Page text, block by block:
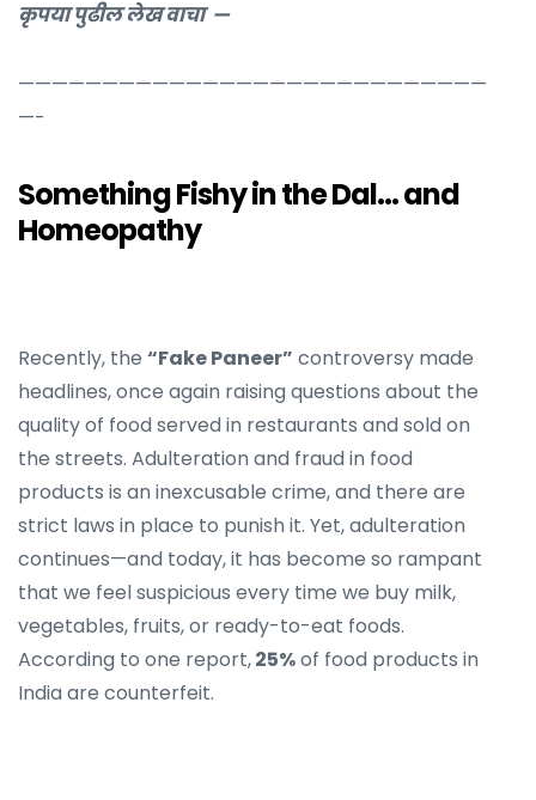
कृपया पुढील लेख वाचा —
————————————————————————————
—-
Something Fishy in the Dal… and
Homeopathy
Recently, the “Fake Paneer” controversy made
headlines, once again raising questions about the
quality of food served in restaurants and sold on
the streets. Adulteration and fraud in food
products is an inexcusable crime, and there are
strict laws in place to punish it. Yet, adulteration
continues—and today, it has become so rampant
that we feel suspicious every time we buy milk,
vegetables, fruits, or ready-to-eat foods.
According to one report,25%of food products in
India are counterfeit.